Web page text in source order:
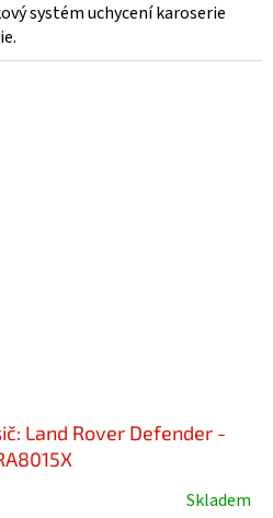
systém uchycení karoserie
Land Rover Defender -
Skladem